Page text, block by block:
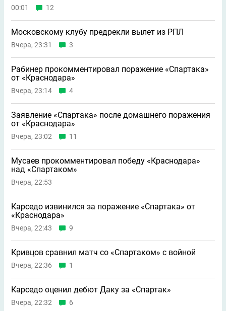
00:01 12
Московскому клубу предрекли вылет из РПЛ
Вчера, 23:31 3
Рабинер прокомментировал поражение «Спартака»
от «Краснодара»
Вчера, 23:14 4
Заявление «Спартака» после домашнего поражения
от «Краснодара»
Вчера, 23:02 11
Мусаев прокомментировал победу «Краснодара»
над «Спартаком»
Вчера, 22:53
Карседо извинился за поражение «Спартака» от
«Краснодара»
Вчера, 22:43 9
Кривцов сравнил матч со «Спартаком» с войной
Вчера, 22:36 1
Карседо оценил дебют Даку за «Спартак»
Вчера, 22:32 6